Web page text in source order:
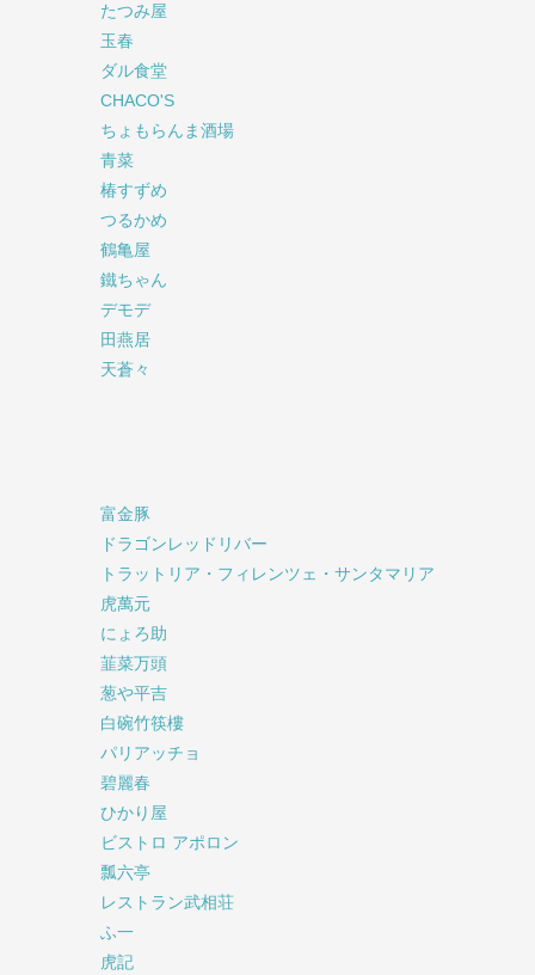
たつみ屋
玉春
ダル食堂
CHACO'S
ちょもらんま酒場
青菜
椿すずめ
つるかめ
鶴亀屋
鐵ちゃん
デモデ
田燕居
天蒼々
富金豚
ドラゴンレッドリバー
トラットリア・フィレンツェ・サンタマリア
虎萬元
にょろ助
韮菜万頭
葱や平吉
白碗竹筷樓
パリアッチョ
碧麗春
ひかり屋
ビストロ アポロン
瓢六亭
レストラン武相荘
ふ一
虎記